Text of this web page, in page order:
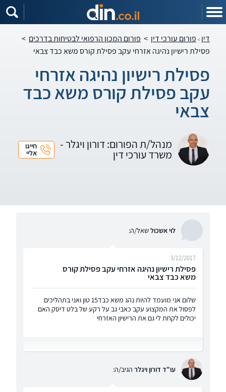
דין פורום עורכי דין > פורום המכון הרפואי לבטיחות בדרכים >
פסילת רישיון נהיגה אזרחי עקב פסילת קורס משא כבד צבאי
פסילת רישיון נהיגה אזרחי
עקב פסילת קורס משא כבד
צבאי
מנהל/ת הפורום: דורון ויגלר -
משרד עורכי דין
חייגו
אליי
לוי אשכולשאל/ה:
פסילת רישיון נהיגה אזרחי עקב פסילת קורס
משא כבד צבאי
3/12/2017
שלום אני מועמד להיות נהג משא כבד15 טון ואני בתהליכים
לפסול את המקצוע עקב כאבי גב על רקע של בלט דיסק האם
יכולים לקחת לי גם את הרישיון האזרחי
עו"ד דורון ויגלר הגיב/ה: